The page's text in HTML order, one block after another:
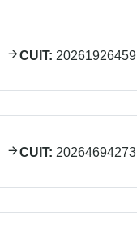
CUIT: 20261926459
CUIT: 20264694273